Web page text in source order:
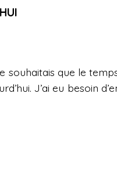
souhaitais que le
J’ai eu besoin